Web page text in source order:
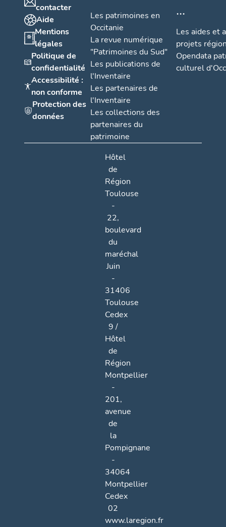
contacter
Aide
Mentions
légales
Politique de
confidentialité
Accessibilité :
non conforme
Protection des
données
Les patrimoines en
Occitanie
La revue numérique
"Patrimoines du Sud"
Les publications de
l'Inventaire
Les partenaires de
l'Inventaire
Les collections des
partenaires du
patrimoine
...
Les aides et
projets
Opendata
culturel
Hôtel
de
Région
Toulouse
-
22,
boulevard
du
maréchal
Juin
-
31406
Toulouse
Cedex
9 /
Hôtel
de
Région
Montpellier
-
201,
avenue
de
la
Pompignane
-
34064
Montpellier
Cedex
02
www.laregion.fr